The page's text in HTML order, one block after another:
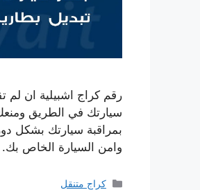
رقم كراج اشبيلية ان لم
سيارتك في الطريق
بمراقبة سيارتك بشكل
وامن السيارة الخاص
التصنيفات
كراج متنقل